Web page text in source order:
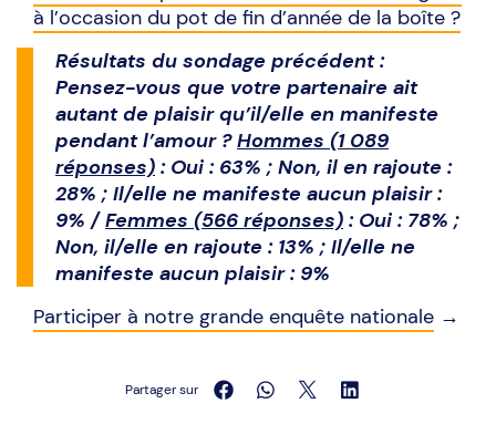
à l’occasion du pot de fin d’année de la boîte ?
Résultats du sondage précédent :
Pensez-vous que votre partenaire ait
autant de plaisir qu’il/elle en manifeste
pendant l’amour ?Hommes (1 089
réponses) : Oui : 63% ; Non, il en rajoute :
28% ; Il/elle ne manifeste aucun plaisir :
9% /Femmes (566 réponses) : Oui : 78% ;
Non, il/elle en rajoute : 13% ; Il/elle ne
manifeste aucun plaisir : 9%
Participer à notre grande enquête nationale →
Partager sur